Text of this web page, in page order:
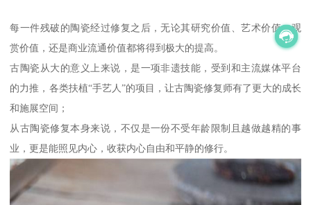
每一件残破的陶瓷经过修复之后，无论其研究价值、艺术价值、观
赏价值，还是商业流通价值都将得到极大的提高。
古陶瓷从大的意义上来说，是一项非遗技能，受到和主流媒体平台
的力推，各类扶植“手艺人”的项目，让古陶瓷修复师有了更大的成长
和施展空间；
从古陶瓷修复本身来说，不仅是一份不受年龄限制且越做越精的事
业，更是能照见内心，收获内心自由和平静的修行。